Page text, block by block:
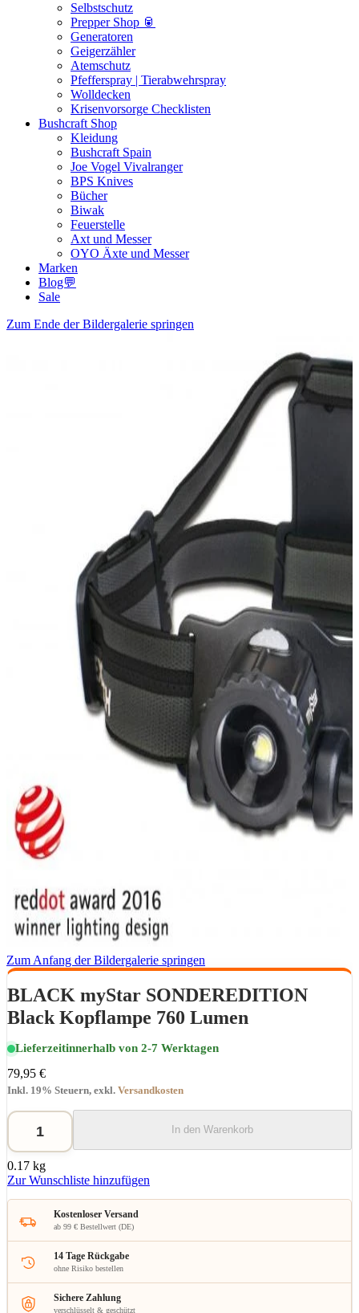
Selbstschutz
Prepper Shop 🥫
Generatoren
Geigerzähler
Atemschutz
Pfefferspray | Tierabwehrspray
Wolldecken
Krisenvorsorge Checklisten
Bushcraft Shop
Kleidung
Bushcraft Spain
Joe Vogel Vivalranger
BPS Knives
Bücher
Biwak
Feuerstelle
Axt und Messer
OYO Äxte und Messer
Marken
Blog💬
Sale
Zum Ende der Bildergalerie springen
Zum Anfang der Bildergalerie springen
BLACK myStar SONDEREDITION
Black Kopflampe 760 Lumen
Lieferzeitinnerhalb von 2-7 Werktagen
79,95 €
Inkl. 19% Steuern, exkl. Versandkosten
In den Warenkorb
0.17 kg
Zur Wunschliste hinzufügen
Kostenloser Versand
ab 99 € Bestellwert (DE)
14 Tage Rückgabe
ohne Risiko bestellen
Sichere Zahlung
verschlüsselt & geschützt